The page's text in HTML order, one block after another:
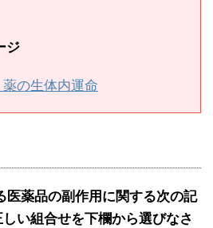
ジ
の生体内運命
医薬品の副作用に関する次の記
い組合せを下欄から選びなさ